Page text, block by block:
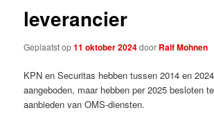
leverancier
Geplaatst op11 oktober 2024door Ralf Mohnen
KPN en Securitas hebben tussen 2014 en
aangeboden, maar hebben per 2025 besloten
aanbieden van OMS-diensten.